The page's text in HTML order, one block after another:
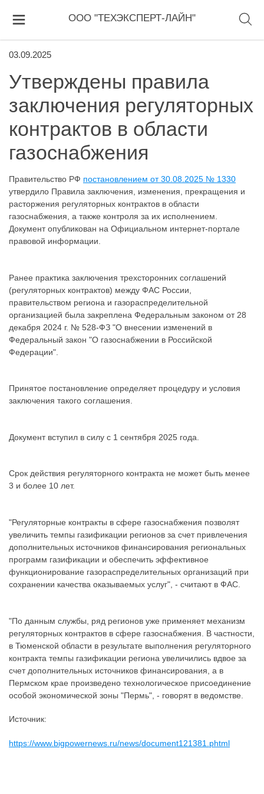
ООО "ТЕХЭКСПЕРТ-ЛАЙН"
03.09.2025
Утверждены правила
заключения регуляторных
контрактов в области
газоснабжения
Правительство РФ постановлением от 30.08.2025 № 1330
утвердило Правила заключения, изменения, прекращения и
расторжения регуляторных контрактов в области
газоснабжения, а также контроля за их исполнением.
Документ опубликован на Официальном интернет-портале
правовой информации.
Ранее практика заключения трехсторонних соглашений
(регуляторных контрактов) между ФАС России,
правительством региона и газораспределительной
организацией была закреплена Федеральным законом от 28
декабря 2024 г. № 528-ФЗ "О внесении изменений в
Федеральный закон "О газоснабжении в Российской
Федерации".
Принятое постановление определяет процедуру и условия
заключения такого соглашения.
Документ вступил в силу с 1 сентября 2025 года.
Срок действия регуляторного контракта не может быть менее
3 и более 10 лет.
"Регуляторные контракты в сфере газоснабжения позволят
увеличить темпы газификации регионов за счет привлечения
дополнительных источников финансирования региональных
программ газификации и обеспечить эффективное
функционирование газораспределительных организаций при
сохранении качества оказываемых услуг", - считают в ФАС.
"По данным службы, ряд регионов уже применяет механизм
регуляторных контрактов в сфере газоснабжения. В частности,
в Тюменской области в результате выполнения регуляторного
контракта темпы газификации региона увеличились вдвое за
счет дополнительных источников финансирования, а в
Пермском крае произведено технологическое присоединение
особой экономической зоны "Пермь", - говорят в ведомстве.
Источник:
https://www.bigpowernews.ru/news/document121381.phtml